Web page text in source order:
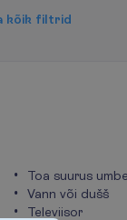
kõik filtrid
Toa suurus
Vann või dušš
Televiisor